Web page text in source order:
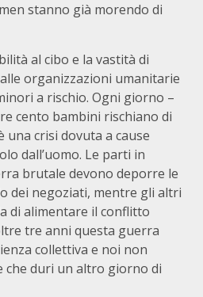
stanno già morendo di
al cibo e la vastità di
organizzazioni umanitarie
a rischio. Ogni giorno –
cento bambini rischiano di
una crisi dovuta a cause
dall’uomo. Le parti in
brutale devono deporre le
dei negoziati, mentre gli altri
di alimentare il conflitto
tre anni questa guerra
collettiva e noi non
che duri un altro giorno di